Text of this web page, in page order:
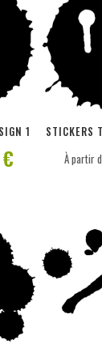
1 STICKERS
À partir